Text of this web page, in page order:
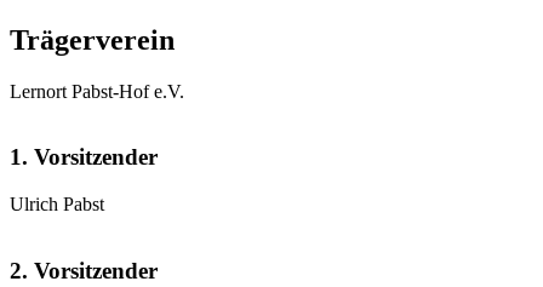
Trägerverein
Lernort Pabst-Hof e.V.
1. Vorsitzender
Ulrich Pabst
2. Vorsitzender